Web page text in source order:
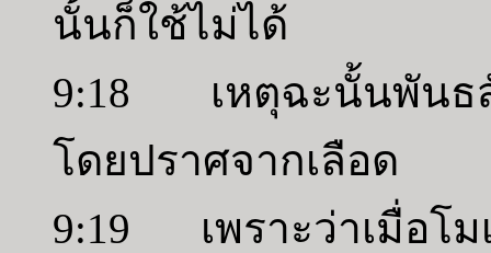
นั้นก็ใช้ไม่ได้
9:18 เหตุฉะนั้นพันธสั
โดยปราศจากเลือด
9:19 เพราะว่าเมื่อโม